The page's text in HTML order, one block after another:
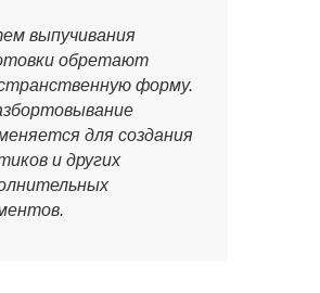
выпучивания
обретают
форму.
для создания
и других